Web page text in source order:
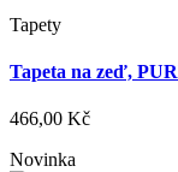
Tapety
Tapeta na zeď,
466,00 Kč
Novinka